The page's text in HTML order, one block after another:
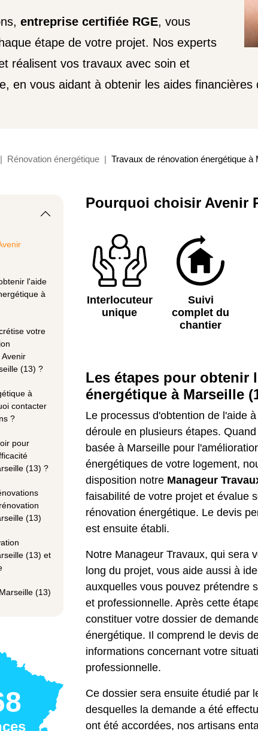
entreprise certifiée RGE, vous
étape de votre projet. Nos experts
réalisent vos travaux avec soin et
en vous aidant à obtenir les aides financières
Rénovation énergétique Travaux de rénovation énergétique à
l'aide
à
votre
(13) ?
à
contacter
?
pour
(13) ?
(13)
(13) et
(13)
Pourquoi choisir Avenir
Interlocuteur
unique
Suivi
complet du
chantier
Les étapes pour obtenir
énergétique à Marseille
Le processus d'obtention de l'aide
déroule en plusieurs étapes.
basée à Marseille pour
énergétiques de votre logement,
disposition notre Manageur
faisabilité de votre projet et évalue
rénovation énergétique. Le devis
est ensuite établi.
Notre Manageur Travaux, qui sera
long du projet, vous aide aussi à
auxquelles vous pouvez prétendre
et professionnelle. Après cette
constituer votre dossier de
énergétique. Il comprend le devis
informations concernant votre
professionnelle.
Ce dossier sera ensuite étudié par
desquelles la demande a été
ont été accordées, nos artisans